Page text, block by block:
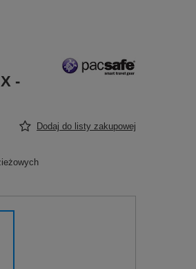
-
Dodaj do listy zakupowej